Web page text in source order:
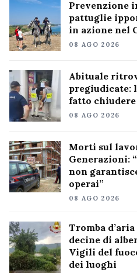
Prevenzione
pattuglie
in azione nel
08 AGO 2026
Abituale
pregiudicate:
fatto
08 AGO 2026
Morti sul
Generazioni:
non
operai”
08 AGO 2026
Tromba
decine di
Vigili del
dei luoghi